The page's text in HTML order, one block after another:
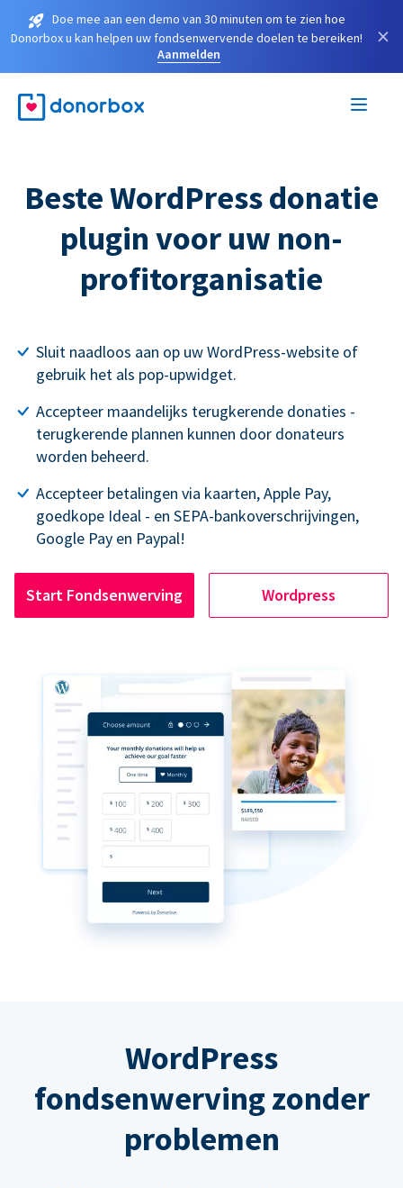
Doe mee aan een demo van 30 minuten om te zien hoe
Donorbox u kan helpen uw fondsenwervende doelen te bereiken!
Aanmelden
×
Beste WordPress donatie
plugin voor uw non-
profitorganisatie
Sluit naadloos aan op uw WordPress-website of
gebruik het als pop-upwidget.
Accepteer maandelijks terugkerende donaties -
terugkerende plannen kunnen door donateurs
worden beheerd.
Accepteer betalingen via kaarten, Apple Pay,
goedkope Ideal - en SEPA-bankoverschrijvingen,
Google Pay en Paypal!
Start Fondsenwerving Wordpress
WordPress
fondsenwerving zonder
problemen